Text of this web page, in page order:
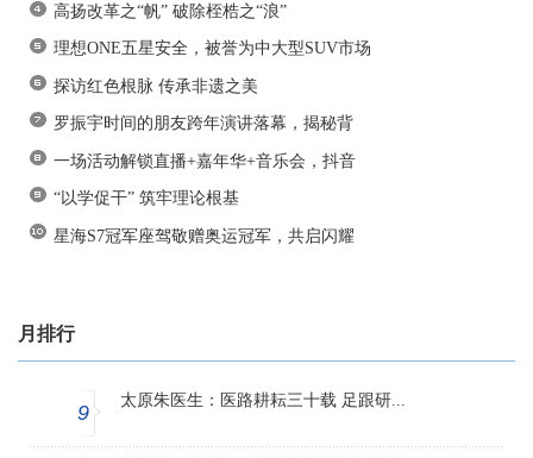
高扬改革之“帆” 破除桎梏之“浪”
理想ONE五星安全，被誉为中大型SUV市场
探访红色根脉 传承非遗之美
罗振宇时间的朋友跨年演讲落幕，揭秘背
一场活动解锁直播+嘉年华+音乐会，抖音
“以学促干” 筑牢理论根基
星海S7冠军座驾敬赠奥运冠军，共启闪耀
月排行
9
太原朱医生：医路耕耘三十载 足跟研...